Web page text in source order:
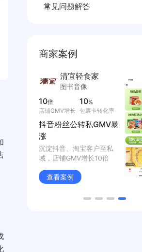
常见问题解答
商家案例
五分眼选
医疗服务
300
内容种草专区转
医疗IP也能玩出新花样
医疗IP也能玩出新花样，深
耕私域内容6个月，转化
300W
查看案例